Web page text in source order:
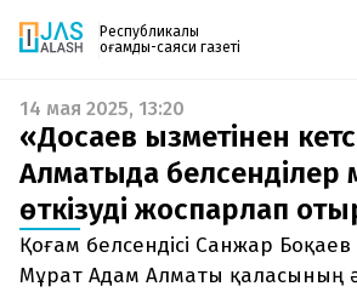
Республикалық
қоғамдық-саяси газеті
Жаңалықтар
Спорт
Live
Руханият
Аймақ
Архив
Заң және тәртіп
Газетке жазылу
PDF форматтағы газетті ай сайын
поштаңызға алып отырыңыз. Жаңа
шыққан сәтте сізге бірден жіберіледі.
енгізіңіз, біз қалғанын өзіміз жібереміз.
14 мая 2025, 13:20
«Досаев қызметінен
Алматыда белсенділер
өткізуді жоспарлап
Қоғам белсендісі Санжар
Мұрат Адам Алматы қаласының